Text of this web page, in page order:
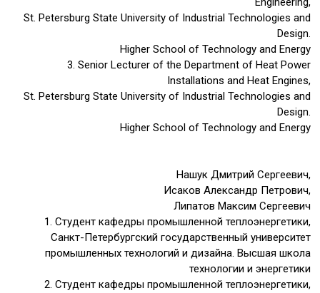
St. Petersburg State University of Industrial Technologies and
Design.
Higher School of Technology and Energy
3. Senior Lecturer of the Department of Heat Power
Installations and Heat Engines,
St. Petersburg State University of Industrial Technologies and
Design.
Higher School of Technology and Energy
Нашук Дмитрий Сергеевич,
Исаков Александр Петрович,
Липатов Максим Сергеевич
1. Студент кафедры промышленной теплоэнергетики,
Санкт-Петербургский государственный университет
промышленных технологий и дизайна. Высшая школа
технологии и энергетики
2. Студент кафедры промышленной теплоэнергетики,